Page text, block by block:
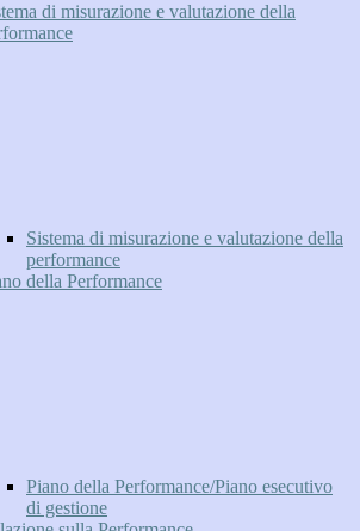
di misurazione e valutazione della
Sistema di misurazione e valutazione della
performance
della Performance
Piano della Performance/Piano esecutivo
di gestione